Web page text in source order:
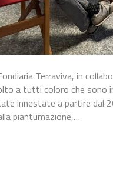
Terraviva, in
a tutti coloro che
innestate a partire dal
piantumazione,…